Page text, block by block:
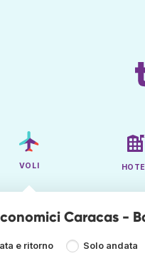
VOLI
Caracas -
e ritorno Solo andata